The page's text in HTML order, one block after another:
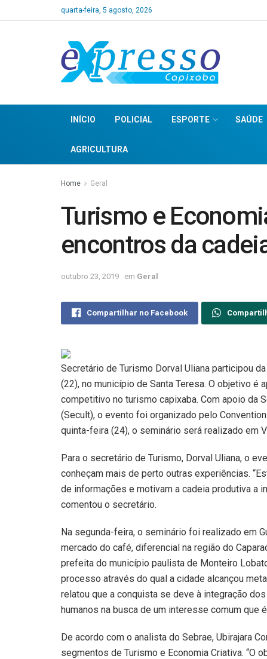
quarta-feira, 5 agosto, 2026
INÍCIO POLICIAL ESPORTE SAÚDE
AGRICULTURA
Home Geral
Turismo e
encontros da
outubro 23, 2019 em Geral
Compartilhar no Facebook
Secretário de Turismo Dorval Uliana participou
(22), no município de Santa Teresa. O objetivo
competitivo no turismo capixaba. Com apoio da
(Secult), o evento foi organizado pelo
quinta-feira (24), o seminário será realizado em
Para o secretário de Turismo, Dorval Uliana, o
conheçam mais de perto outras experiências.
de informações e motivam a cadeia produtiva a
comentou o secretário.
Na segunda-feira, o seminário foi realizado em
mercado do café, diferencial na região do
prefeita do município paulista de Monteiro
processo através do qual a cidade alcançou
relatou que a conquista se deve à integração
humanos na busca de um interesse comum que
De acordo com o analista do Sebrae, Ubirajara
segmentos de Turismo e Economia Criativa. “O